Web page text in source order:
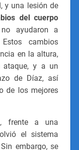
y una lesión de
del cuerpo
no ayudaron a
cambios
en la altura,
ataque, y a un
de Díaz, así
de los mejores
frente a una
el sistema
embargo, se